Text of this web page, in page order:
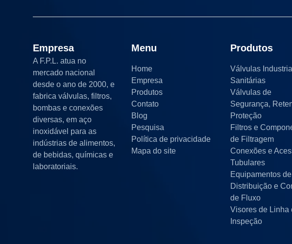
Empresa
A F.P.L. atua no
mercado nacional
desde o ano de 2000, e
fabrica válvulas, filtros,
bombas e conexões
diversas, em aço
inoxidável para as
indústrias de alimentos,
de bebidas, químicas e
laboratoriais.
Menu
Home
Empresa
Produtos
Contato
Blog
Pesquisa
Política de privacidade
Mapa do site
Produtos
Válvulas
Sanitárias
Válvulas de
Segurança,
Proteção
Filtros e
de Filtragem
Conexões e
Tubulares
Equipamentos de
Distribuição e
de Fluxo
Visores de Linha
Inspeção